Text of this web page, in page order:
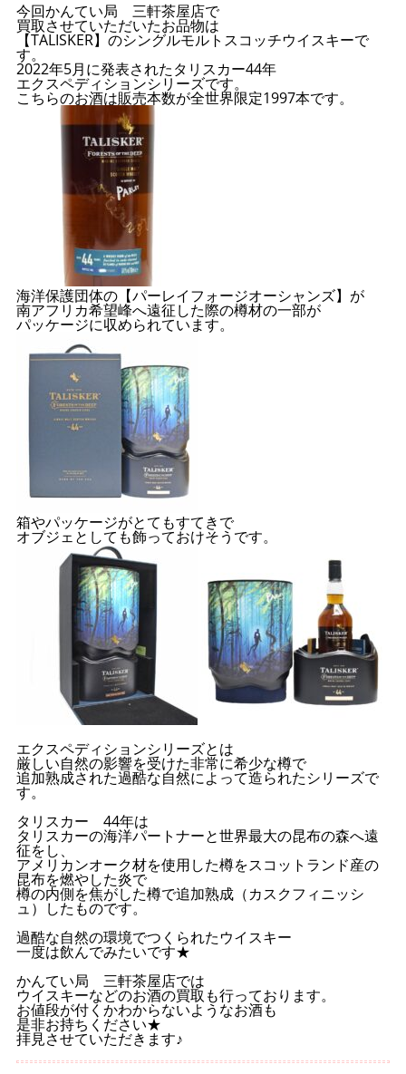
今回かんてい局 三軒茶屋店で
買取させていただいたお品物は
【TALISKER】のシングルモルトスコッチウイスキーで
す。
2022年5月に発表されたタリスカー44年
エクスペディションシリーズです。
こちらのお酒は販売本数が全世界限定1997本です。
海洋保護団体の【パーレイフォージオーシャンズ】が
南アフリカ希望峰へ遠征した際の樽材の一部が
パッケージに収められています。
箱やパッケージがとてもすてきで
オブジェとしても飾っておけそうです。
エクスペディションシリーズとは
厳しい自然の影響を受けた非常に希少な樽で
追加熟成された過酷な自然によって造られたシリーズで
す。
タリスカー 44年は
タリスカーの海洋パートナーと世界最大の昆布の森へ遠
征をし、
アメリカンオーク材を使用した樽をスコットランド産の
昆布を燃やした炎で
樽の内側を焦がした樽で追加熟成（カスクフィニッシ
ュ）したものです。
過酷な自然の環境でつくられたウイスキー
一度は飲んでみたいです★
かんてい局 三軒茶屋店では
ウイスキーなどのお酒の買取も行っております。
お値段が付くかわからないようなお酒も
是非お持ちください★
拝見させていただきます♪